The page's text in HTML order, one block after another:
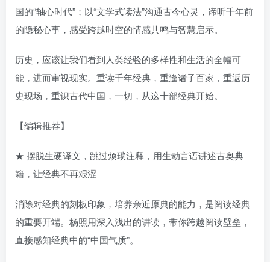
国的“轴心时代”；以“文学式读法”沟通古今心灵，谛听千年前
的隐秘心事，感受跨越时空的情感共鸣与智慧启示。
历史，应该让我们看到人类经验的多样性和生活的全幅可
能，进而审视现实。重读千年经典，重逢诸子百家，重返历
史现场，重识古代中国，一切，从这十部经典开始。
【编辑推荐】
★ 摆脱生硬译文，跳过烦琐注释，用生动言语讲述古奥典
籍，让经典不再艰涩
消除对经典的刻板印象，培养亲近原典的能力，是阅读经典
的重要开端。杨照用深入浅出的讲读，带你跨越阅读壁垒，
直接感知经典中的“中国气质”。